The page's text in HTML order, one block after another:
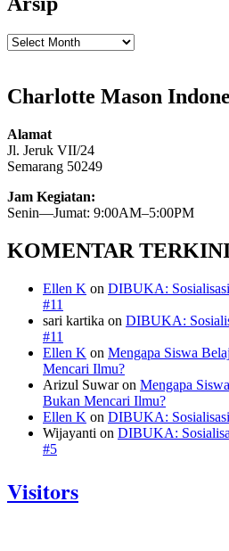
Arsip
Charlotte Mason
Alamat
Jl. Jeruk VII/24
Semarang 50249
Jam Kegiatan:
Senin—Jumat: 9:00AM–5:00PM
KOMENTAR
Ellen K on DIBUKA:
#11
sari kartika on DIBUKA:
#11
Ellen K on Mengapa Siswa
Mencari Ilmu?
Arizul Suwaron Mengapa
Bukan Mencari Ilmu?
Ellen K on DIBUKA:
Wijayanti on DIBUKA:
#5
Visitors